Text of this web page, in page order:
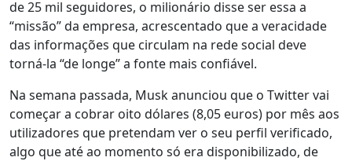
de 25 mil seguidores, o milionário disse ser essa a
“missão” da empresa, acrescentado que a veracidade
das informações que circulam na rede social deve
torná-la “de longe” a fonte mais confiável.
Na semana passada, Musk anunciou que o Twitter vai
começar a cobrar oito dólares (8,05 euros) por mês aos
utilizadores que pretendam ver o seu perfil verificado,
algo que até ao momento só era disponibilizado, de